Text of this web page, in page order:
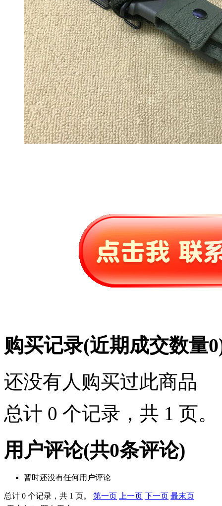
购买记录(近期成交数量0
还没有人购买过此商品
总计 0 个记录，共 1 页。
用户评论(共0条评论)
暂时还没有任何用户评论
总计 0 个记录，共 1 页。 第一页 上一页 下一页 最末页